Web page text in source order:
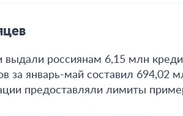
выдали россиянам 6,15 млн
за январь-май составил 694,02
предоставляли лимиты